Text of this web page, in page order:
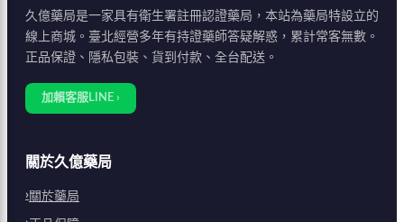
久億藥局是一家具有衛生署註冊認證藥局，本站為藥局特設立的
線上商城。臺北經營多年有持證藥師答疑解惑，累計常客無數。
正品保證、隱私包裝、貨到付款、全台配送。
加賴客服LINE ›
關於久億藥局
關於藥局